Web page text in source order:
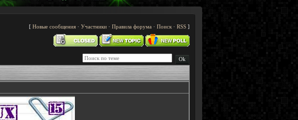
[ Новые сообщения · Участники · Правила форума · Поиск · RSS ]